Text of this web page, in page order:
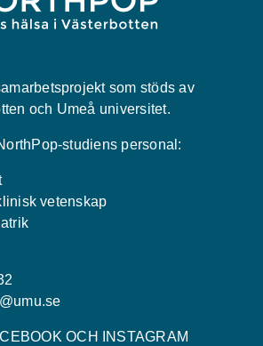
som stöds av
och Umeå universitet.
studiens personal:
vetenskap
OCH INSTAGRAM